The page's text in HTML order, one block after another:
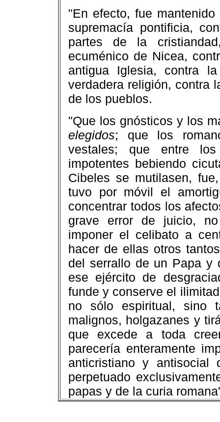
"En efecto, fue
supremacía pontificia,
partes de la
ecuménico de Nicea,
antigua Iglesia, contra
verdadera religión, contra
de los pueblos.
"Que los gnósticos y los
elegidos; que los
vestales; que entre
impotentes bebiendo
Cibeles se mutilasen,
tuvo por móvil el
concentrar todos los
grave error de juicio,
imponer el celibato a
hacer de ellas otros
del serrallo de un Papa y
ese ejército de
funde y conserve el
no sólo espiritual, sino
malignos, holgazanes y
que excede a toda
parecería enteramente
anticristiano y antisocial
perpetuado
papas y de la curia